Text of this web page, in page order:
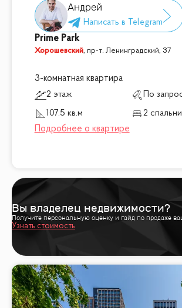
Андрей
Prime Park
Хорошевский, пр-т. Ленинградский, 37
3-комнатная квартира
2 этаж
По
107.5 кв.м
2 спальни
Вы владелец недвижимости?
Получите персональную оценку и гайд по продаже
Узнать стоимость